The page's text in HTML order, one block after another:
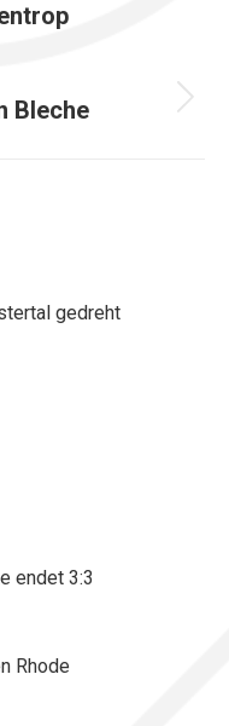
Bleche
gedreht
endet 3:3
Rhode